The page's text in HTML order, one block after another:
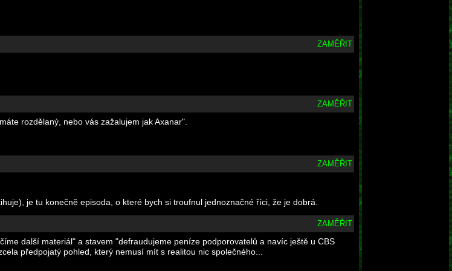
ZAMĚŘIT
ZAMĚŘIT
rozdělaný, nebo vás zažalujem jak Axanar".
ZAMĚŘIT
je tu konečně episoda, o které bych si troufnul jednoznačné říci, že je dobrá.
ZAMĚŘIT
další materiál" a stavem "defraudujeme peníze podporovatelů a navíc ještě u CBS
předpojatý pohled, který nemusí mít s realitou nic společného...